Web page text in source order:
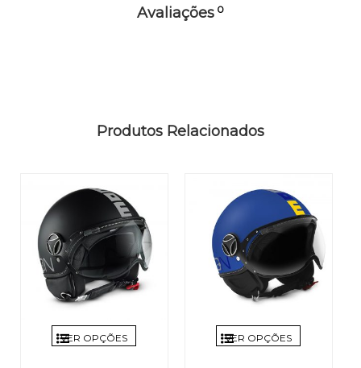
Avaliações 0
Produtos Relacionados
VER OPÇÕES VER OPÇÕES